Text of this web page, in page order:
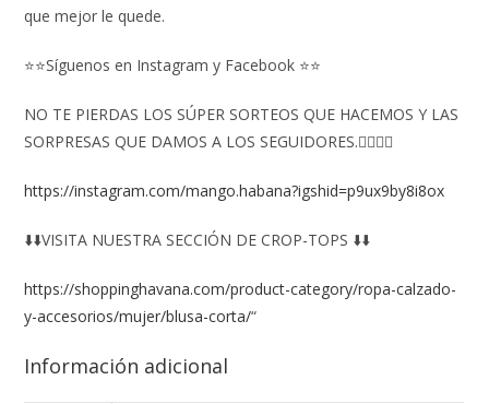
que mejor le quede.
⭐⭐Síguenos en Instagram y Facebook ⭐⭐
NO TE PIERDAS LOS SÚPER SORTEOS QUE HACEMOS Y LAS
SORPRESAS QUE DAMOS A LOS SEGUIDORES.👇🏻👇🏻
https://instagram.com/mango.habana?igshid=p9ux9by8i8ox
⬇️⬇️VISITA NUESTRA SECCIÓN DE CROP-TOPS ⬇️⬇️
https://shoppinghavana.com/product-category/ropa-calzado-
y-accesorios/mujer/blusa-corta/“
Información adicional